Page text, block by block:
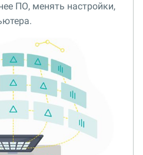
ПО, менять настройки,